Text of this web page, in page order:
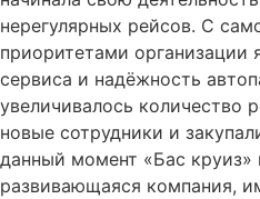
нерегулярных рейсов. С
приоритетами организации
сервиса и надёжность
увеличивалось количество
новые сотрудники и
данный момент «Бас круиз»
развивающаяся компания,